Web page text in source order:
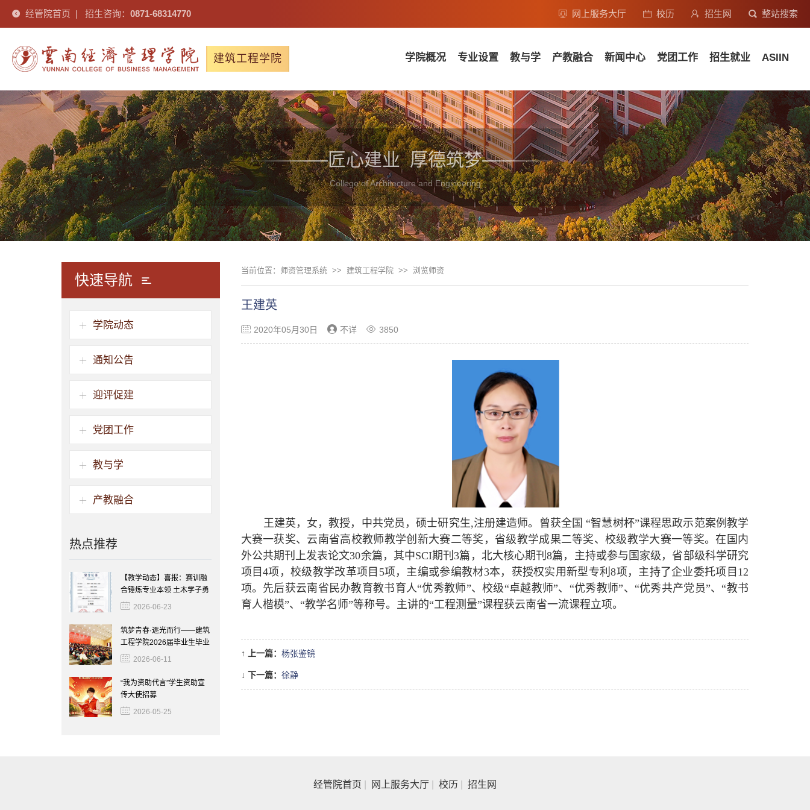
经管院首页 | 招生咨询： 0871-68314770 网上服务大厅 校历 招生网 整站搜索
建筑工程学院 学院概况 专业设置 教与学 产教融合 新闻中心 党团工作 招生就业 ASIIN
匠心建业 厚德筑梦
College of Architecture and Engineering
当前位置： 师资管理系统>> 建筑工程学院>> 浏览师资
王建英
2020年05月30日 不详 3850
王建英， 女，教授，中共党员，硕士研究生,注册建造师。曾获全国 “智慧树杯”课程思政示范案例教学
大赛一获奖、云南省高校教师教学创新大赛二等奖，省级教学成果二等奖、校级教学大赛一等奖。在国内
外公共期刊上发表论文30余篇，其中SCI期刊3篇，北大核心期刊8篇，主持或参与国家级，省部级科学研究
项目4项，校级教学改革项目5项，主编或参编教材3本，获授权实用新型专利8项，主持了企业委托项目12
项。先后获云南省民办教育教书育人“优秀教师”、校级“卓越教师”、“优秀教师”、“优秀共产党员”、“教书
育人楷模”、“教学名师”等称号。主讲的“工程测量”课程获云南省一流课程立项。
↑ 上一篇： 杨张鉴镜
↓ 下一篇： 徐静
快速导航
学院动态
通知公告
迎评促建
党团工作
教与学
产教融合
热点推荐
【教学动态】喜报：赛训融
合锤炼专业本领 土木学子勇
夺全国 BIM 大赛佳绩
2026-06-23
筑梦青春·逐光而行——建筑
工程学院2026届毕业生毕业
典礼圆满落幕
2026-06-11
“我为资助代言”学生资助宣
传大使招募
2026-05-25
经管院首页 网上服务大厅 校历 招生网